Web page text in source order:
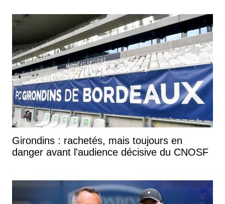
Girondins : rachetés, mais toujours en
danger avant l'audience décisive du CNOSF